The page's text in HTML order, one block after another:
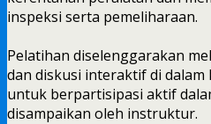
inspeksi serta pemeliharaan.
Pelatihan diselenggarakan
dan diskusi interaktif di dalam
untuk berpartisipasi aktif
disampaikan oleh instruktur.